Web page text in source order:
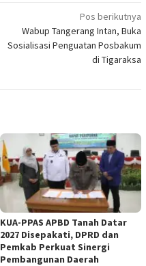
Pos berikutnya
Wabup Tangerang Intan, Buka
Sosialisasi Penguatan Posbakum
di Tigaraksa
KUA-PPAS APBD Tanah Datar
2027 Disepakati, DPRD dan
Pemkab Perkuat Sinergi
Pembangunan Daerah